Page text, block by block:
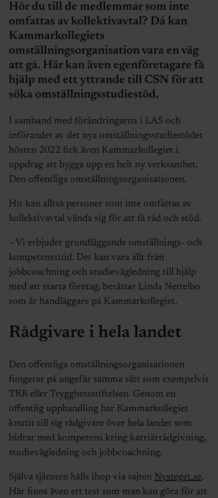
Hör du till de medlemmar som inte
omfattas av kollektivavtal? Då kan
Kammarkollegiets
omställningsorganisation vara en väg
att gå. Här kan även egenföretagare få
hjälp med ett yttrande till CSN för att
söka omställningsstudiestöd.
I samband med förändringarna i LAS och
införandet av det nya omställningsstudiestödet
hösten 2022 fick även Kammarkollegiet i
uppdrag att bygga upp en helt ny verksamhet,
Den offentliga omställningsorganisationen.
Hit kan alltså personer som inte omfattas av
kollektivavtal vända sig för att få råd och stöd.
– Vi erbjuder grundläggande omställnings- och
kompetensstöd. Det kan vara allt från
jobbcoachning och studievägledning till hjälp
med att starta företag, berättar Linda Nettelbo
som är handläggare på Kammarkollegiet.
Rådgivare i hela landet
Den offentliga omställningsorganisationen
fungerar på ungefär samma sätt som exempelvis
TRR eller Trygghetsstiftelsen. Genom en
offentlig upphandling har Kammarkollegiet
knutit till sig rådgivare över hela landet som
bidrar med kompetens kring karriärrådgivning,
studievägledning och jobbcoachning.
Själva tjänsten hålls ihop via sajten Nysteget.se.
Här finns även ett test som man kan göra för att